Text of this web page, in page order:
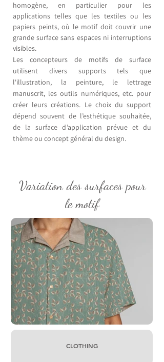
homogène, en particulier pour les
applications telles que les textiles ou les
papiers peints, où le motif doit couvrir une
grande surface sans espaces ni interruptions
visibles.
Les concepteurs de motifs de surface
utilisent divers supports tels que
l'illustration, la peinture, le lettrage
manuscrit, les outils numériques, etc. pour
créer leurs créations. Le choix du support
dépend souvent de l’esthétique souhaitée,
de la surface d’application prévue et du
thème ou concept général du design.
Variation des surfaces pour
le motif
CLOTHING